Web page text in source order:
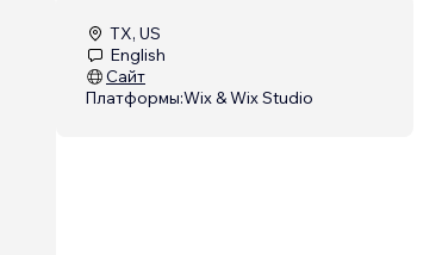
TX, US
English
Сайт
Платформы:Wix & Wix Studio